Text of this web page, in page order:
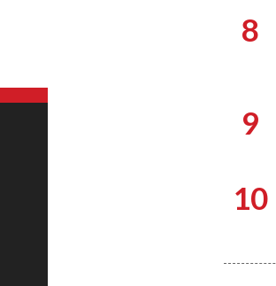
8
9
10